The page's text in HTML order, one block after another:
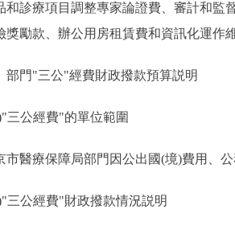
和診療項目調整專家論證費、審計和監
獎勵款、辦公用房租賃費和資訊化運作
門"三公"經費財政撥款預算説明
公經費"的單位範圍
療保障局部門因公出國(境)費用、公
公經費"財政撥款情況説明